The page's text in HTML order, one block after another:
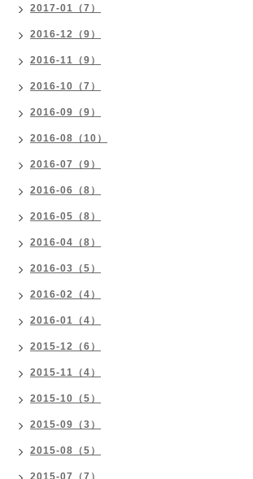
2017-01（7）
2016-12（9）
2016-11（9）
2016-10（7）
2016-09（9）
2016-08（10）
2016-07（9）
2016-06（8）
2016-05（8）
2016-04（8）
2016-03（5）
2016-02（4）
2016-01（4）
2015-12（6）
2015-11（4）
2015-10（5）
2015-09（3）
2015-08（5）
2015-07（7）